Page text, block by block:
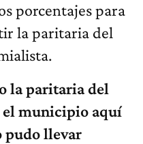
porcentajes para
la paritaria del
la paritaria del
el municipio aquí
pudo llevar